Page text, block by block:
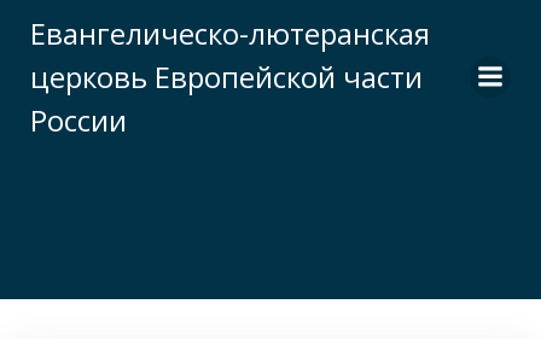
к
содержимому
Евангелическо-лютеранская
церковь Европейской части
России